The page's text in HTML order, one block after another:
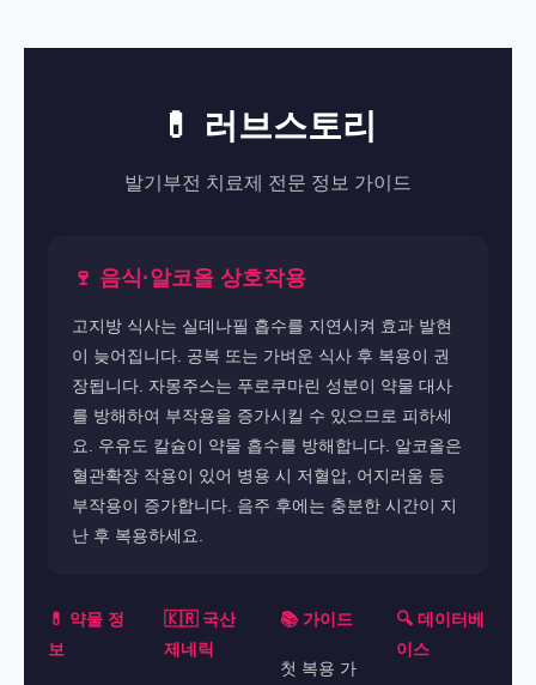
💊 러브스토리
발기부전 치료제 전문 정보 가이드
🍷 음식·알코올 상호작용
고지방 식사는 실데나필 흡수를 지연시켜 효과 발현
이 늦어집니다. 공복 또는 가벼운 식사 후 복용이 권
장됩니다. 자몽주스는 푸로쿠마린 성분이 약물 대사
를 방해하여 부작용을 증가시킬 수 있으므로 피하세
요. 우유도 칼슘이 약물 흡수를 방해합니다. 알코올은
혈관확장 작용이 있어 병용 시 저혈압, 어지러움 등
부작용이 증가합니다. 음주 후에는 충분한 시간이 지
난 후 복용하세요.
💊 약물 정
보
🇰🇷 국산
제네릭
📚 가이드
첫 복용 가
🔍 데이터베
이스